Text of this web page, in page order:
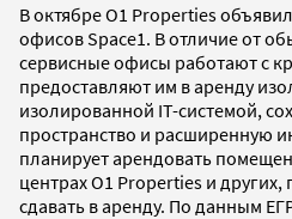
В октябре O1 Properties
офисов Space1. В отличие от
сервисные офисы работают с
предоставляют им в аренду
изолированной IT-системой,
пространство и расширенную
планирует арендовать
центрах O1 Properties и других,
сдавать в аренду. По данным